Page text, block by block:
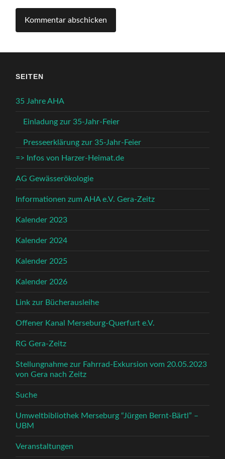
SEITEN
35 Jahre AHA
Einladung zur 35-Jahr-Feier
Presseerklärung zur 35-Jahr-Feier
=> Infos von Harzer-Heimat.de
AG Gewässerökologie
Informationen zum AHA e.V. Gera-Zeitz
Kalender 2023
Kalender 2024
Kalender 2025
Kalender 2026
Link zur Bücherausleihe
Offener Kanal Merseburg-Querfurt e.V.
RG Gera-Zeitz
Stellungnahme zur Fahrrad-Exkursion vom 20.05.2023
von Gera nach Zeitz
Suche
Umweltbibliothek Merseburg “Jürgen Bernt-Bärtl” –
UBM
Veranstaltungen